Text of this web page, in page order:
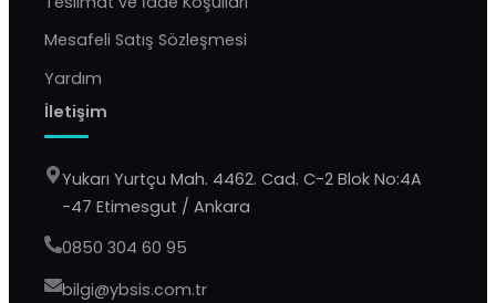
Mesafeli Satış Sözleşmesi
Yardım
İletişim
Yukarı Yurtçu Mah. 4462. Cad. C-2 Blok No:4A
-47 Etimesgut / Ankara
0850 304 60 95
bilgi@ybsis.com.tr